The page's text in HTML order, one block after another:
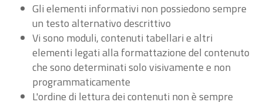
Gli elementi informativi non possiedono sempre
un testo alternativo descrittivo
Vi sono moduli, contenuti tabellari e altri
elementi legati alla formattazione del contenuto
che sono determinati solo visivamente e non
programmaticamente
L'ordine di lettura dei contenuti non è sempre